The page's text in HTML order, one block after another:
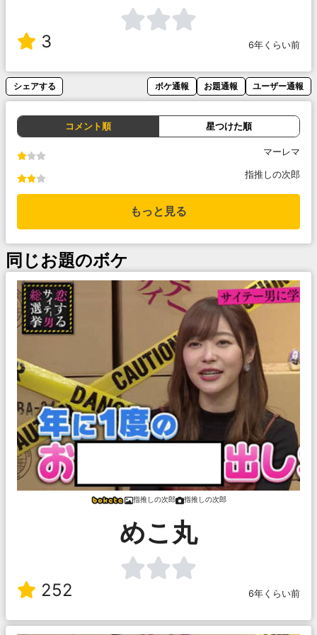
3 6年くらい前
シェアする ボケ通報 お題通報 ユーザー通報
コメント順 星つけた順
マーレマ
指推しの次郎
もっと見る
同じお題のボケ
指推しの次郎 指推しの次郎
めこ丸
252 6年くらい前